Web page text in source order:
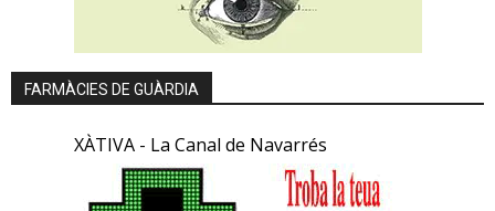
FARMÀCIES DE GUÀRDIA
XÀTIVA - La Canal de Navarrés